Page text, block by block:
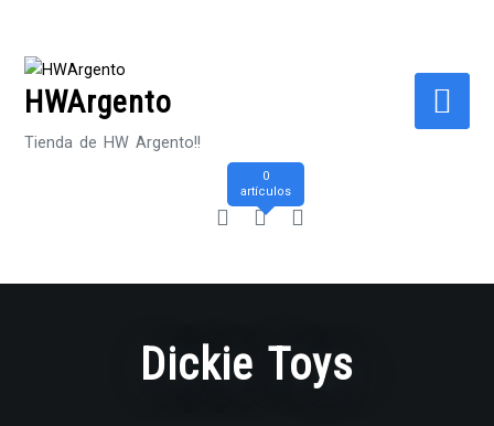
contenido
HWArgento
Tienda de HW Argento!!
0
artículos
Dickie Toys